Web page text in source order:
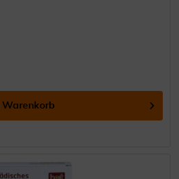
Warenkorb